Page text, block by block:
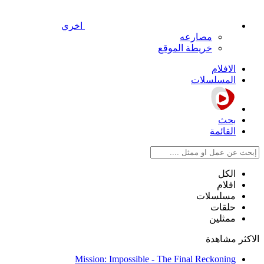
اخري
مصارعه
خريطة الموقع
الافلام
المسلسلات
بحث
القائمة
الكل
افلام
مسلسلات
حلقات
ممثلين
الاكثر مشاهدة
Mission: Impossible - The Final Reckoning